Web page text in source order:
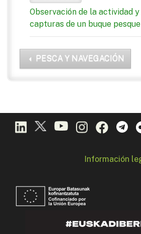
Observación de la actividad
capturas de un buque
PESCA Y NAVEGACIÓN
Información